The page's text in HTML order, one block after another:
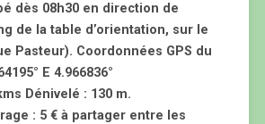
dès 08h30 en direction de
de la table d’orientation, sur le
Pasteur). Coordonnées GPS du
E 4.966836°
Dénivelé : 130 m.
: 5 € à partager entre les